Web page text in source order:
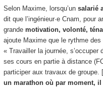
Selon Maxime, lorsqu’un salarié
dit que l’ingénieur·e Cnam, pour
grande motivation, volonté,
ajoute Maxime que le rythme
« Travailler la journée,
ses cours en partie à distance
participer aux travaux de groupe.
un marathon où par moment,